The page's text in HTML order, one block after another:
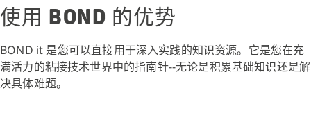
使用 BOND 的优势
BOND it 是您可以直接用于深入实践的知识资源。它是您在充
满活力的粘接技术世界中的指南针--无论是积累基础知识还是解
决具体难题。